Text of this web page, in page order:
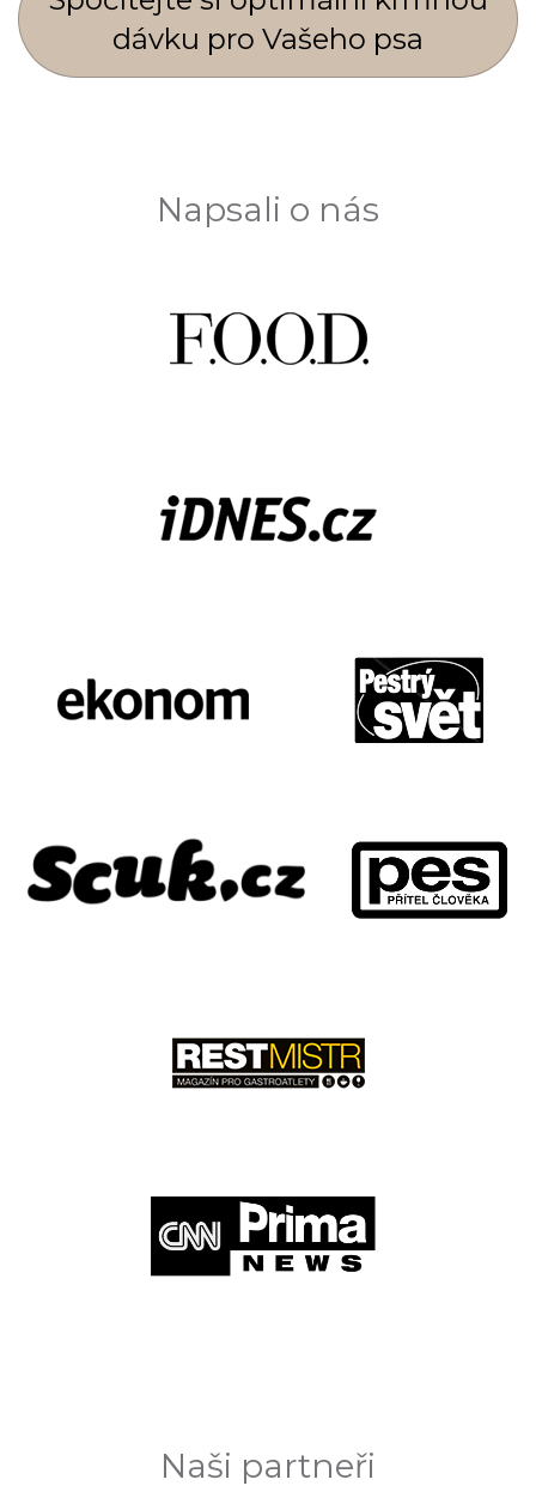
dávku pro Vašeho psa
Napsali o nás
Naši partneři